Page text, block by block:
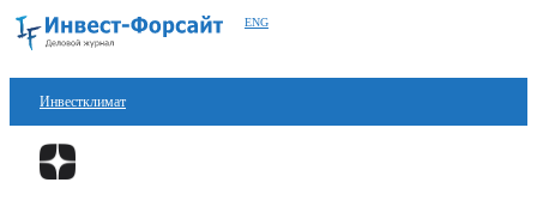
ENG
Инвестклимат
Финансы